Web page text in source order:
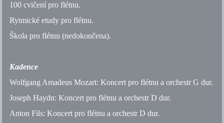
100 cvičení pro flétnu.
Rytmické etudy pro flétnu.
Škola pro flétnu (nedokončena).
Kadence
Wolfgang Amadeus Mozart: Koncert pro flétnu a orchestr G dur.
Joseph Haydn: Koncert pro flétnu a orchestr D dur.
Anton Fils: Koncert pro flétnu a orchestr D dur.